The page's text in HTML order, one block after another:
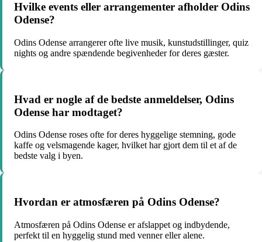
Hvilke events eller arrangementer afholder Odins
Odense?
Odins Odense arrangerer ofte live musik, kunstudstillinger, quiz
nights og andre spændende begivenheder for deres gæster.
Hvad er nogle af de bedste anmeldelser, Odins
Odense har modtaget?
Odins Odense roses ofte for deres hyggelige stemning, gode
kaffe og velsmagende kager, hvilket har gjort dem til et af de
bedste valg i byen.
Hvordan er atmosfæren på Odins Odense?
Atmosfæren på Odins Odense er afslappet og indbydende,
perfekt til en hyggelig stund med venner eller alene.